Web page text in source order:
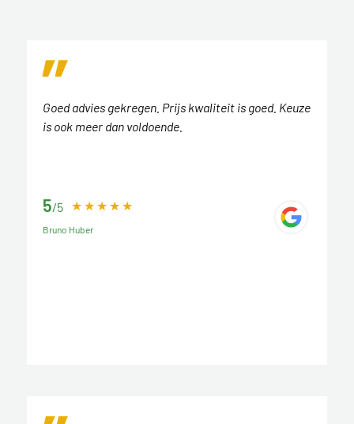
Goed advies gekregen. Prijs kwaliteit is goed. Keuze
is ook meer dan voldoende.
5/5
Bruno Huber